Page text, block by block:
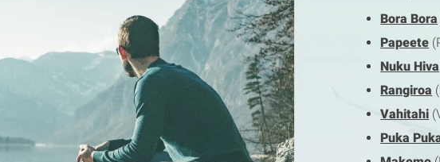
Bora Bora
Papeete
Nuku Hiva
Rangiroa
Vahitahi
Puka